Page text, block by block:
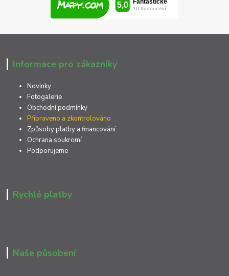
Informace pro zákazníky
Novinky
Fotogalerie
Obchodní podmínky
Připraveno a zkontrolováno
Způsoby platby a financování
Ochrana soukromí
Podporujeme
Rychlé platby
Naše působení